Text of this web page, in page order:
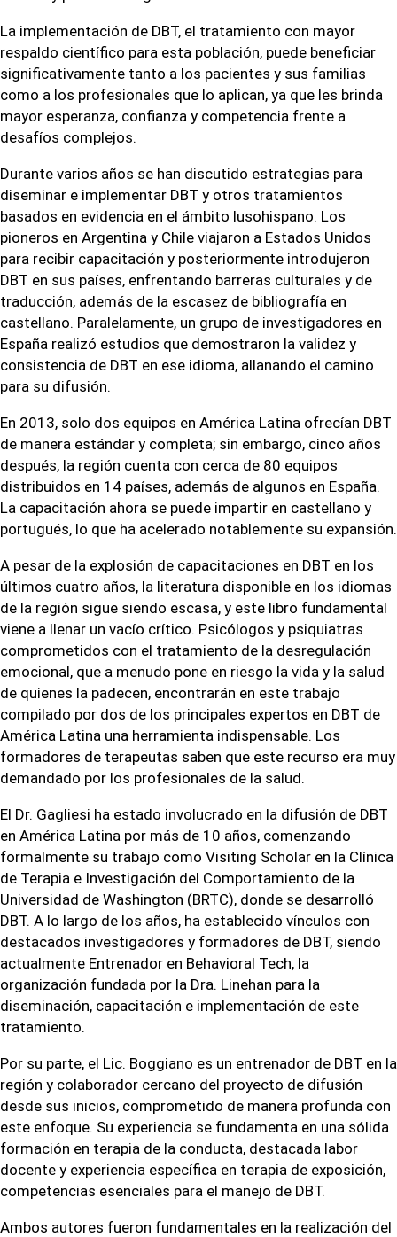
La implementación de DBT, el tratamiento con mayor
respaldo científico para esta población, puede beneficiar
significativamente tanto a los pacientes y sus familias
como a los profesionales que lo aplican, ya que les brinda
mayor esperanza, confianza y competencia frente a
desafíos complejos.
Durante varios años se han discutido estrategias para
diseminar e implementar DBT y otros tratamientos
basados en evidencia en el ámbito lusohispano. Los
pioneros en Argentina y Chile viajaron a Estados Unidos
para recibir capacitación y posteriormente introdujeron
DBT en sus países, enfrentando barreras culturales y de
traducción, además de la escasez de bibliografía en
castellano. Paralelamente, un grupo de investigadores en
España realizó estudios que demostraron la validez y
consistencia de DBT en ese idioma, allanando el camino
para su difusión.
En 2013, solo dos equipos en América Latina ofrecían DBT
de manera estándar y completa; sin embargo, cinco años
después, la región cuenta con cerca de 80 equipos
distribuidos en 14 países, además de algunos en España.
La capacitación ahora se puede impartir en castellano y
portugués, lo que ha acelerado notablemente su expansión.
A pesar de la explosión de capacitaciones en DBT en los
últimos cuatro años, la literatura disponible en los idiomas
de la región sigue siendo escasa, y este libro fundamental
viene a llenar un vacío crítico. Psicólogos y psiquiatras
comprometidos con el tratamiento de la desregulación
emocional, que a menudo pone en riesgo la vida y la salud
de quienes la padecen, encontrarán en este trabajo
compilado por dos de los principales expertos en DBT de
América Latina una herramienta indispensable. Los
formadores de terapeutas saben que este recurso era muy
demandado por los profesionales de la salud.
El Dr. Gagliesi ha estado involucrado en la difusión de DBT
en América Latina por más de 10 años, comenzando
formalmente su trabajo como Visiting Scholar en la Clínica
de Terapia e Investigación del Comportamiento de la
Universidad de Washington (BRTC), donde se desarrolló
DBT. A lo largo de los años, ha establecido vínculos con
destacados investigadores y formadores de DBT, siendo
actualmente Entrenador en Behavioral Tech, la
organización fundada por la Dra. Linehan para la
diseminación, capacitación e implementación de este
tratamiento.
Por su parte, el Lic. Boggiano es un entrenador de DBT en la
región y colaborador cercano del proyecto de difusión
desde sus inicios, comprometido de manera profunda con
este enfoque. Su experiencia se fundamenta en una sólida
formación en terapia de la conducta, destacada labor
docente y experiencia específica en terapia de exposición,
competencias esenciales para el manejo de DBT.
Ambos autores fueron fundamentales en la realización del